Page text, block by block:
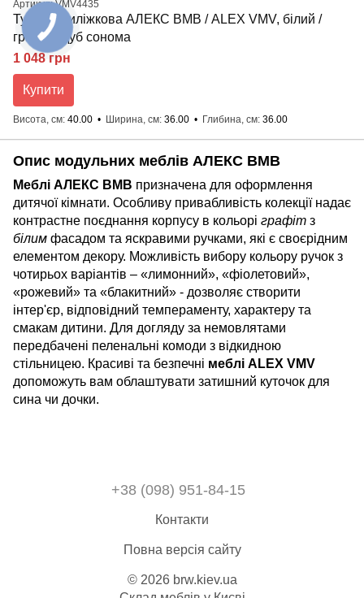
Артикул: VMV4435
Тумба приліжкова АЛЕКС ВМВ / ALEX VMV, білий /
графіт / дуб сонома
1 048 грн
Купити
Висота, см 40.00 Ширина, см 36.00 Глибина, см 36.00
Опис модульних меблів АЛЕКС ВМВ
Меблі АЛЕКС ВМВ призначена для оформлення
дитячої кімнати. Особливу привабливість колекції надає
контрастне поєднання корпусу в кольорі графіт з
білим фасадом та яскравими ручками, які є своєрідним
елементом декору. Можливість вибору кольору ручок з
чотирьох варіантів – «лимонний», «фіолетовий»,
«рожевий» та «блакитний» - дозволяє створити
інтер'єр, відповідний темпераменту, характеру та
смакам дитини. Для догляду за немовлятами
передбачені пеленальні комоди з відкидною
стільницею. Красиві та безпечні меблі ALEX VMV
допоможуть вам облаштувати затишний куточок для
сина чи дочки.
+38 (098) 951-84-15
Контакти
Повна версія сайту
© 2026 brw.kiev.ua